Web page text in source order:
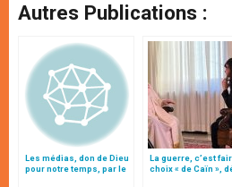
Autres Publications :
Les médias, don de Dieu
pour notre temps, par le
La guerre, c’est
choix « de Caïn »,